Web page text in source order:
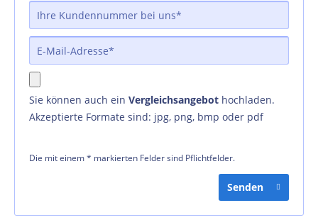
Sie können auch ein Vergleichsangebot hochladen.
Akzeptierte Formate sind: jpg, png, bmp oder pdf
Die mit einem * markierten Felder sind Pflichtfelder.
Senden